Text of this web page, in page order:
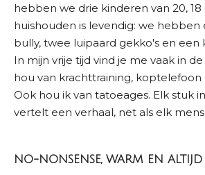
hebben we drie kinderen van 20, 18
huishouden is levendig: we hebben
bully, twee luipaard gekko's en een
In mijn vrije tijd vind je me vaak in
hou van krachttraining, koptelefoon
Ook hou ik van tatoeages. Elk stuk
vertelt een verhaal, net als elk
NO-NONSENSE, WARM EN ALTIJD